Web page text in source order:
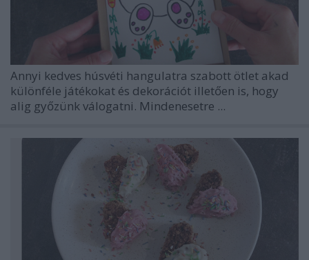
Annyi kedves húsvéti hangulatra szabott ötlet akad
különféle játékokat és dekorációt illetően is, hogy
alig győzünk válogatni. Mindenesetre ...